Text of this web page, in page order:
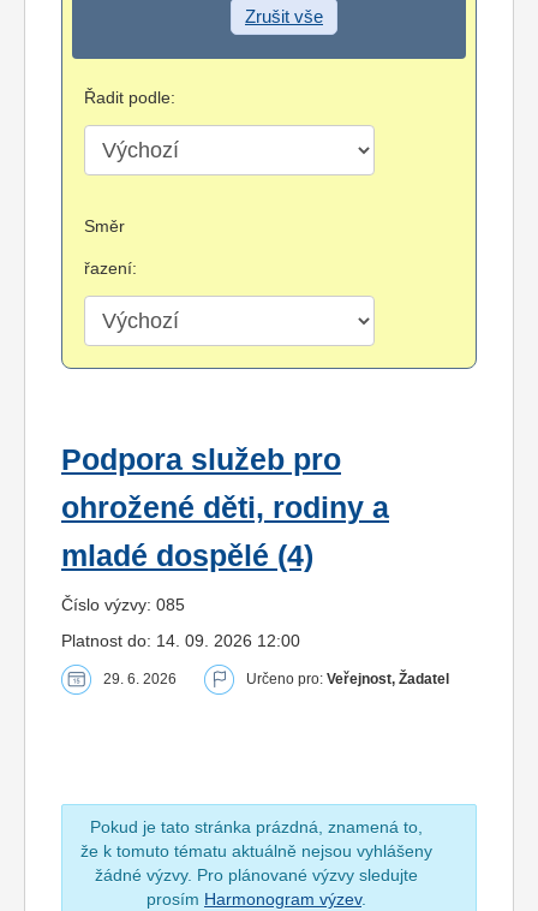
Zrušit vše
Řadit podle:
Směr
řazení:
Podpora služeb pro
ohrožené děti, rodiny a
mladé dospělé (4)
Číslo výzvy: 085
Platnost do: 14. 09. 2026 12:00
29. 6. 2026 Určeno pro: Veřejnost, Žadatel
Pokud je tato stránka prázdná, znamená to,
že k tomuto tématu aktuálně nejsou vyhlášeny
žádné výzvy. Pro plánované výzvy sledujte
prosím Harmonogram výzev.